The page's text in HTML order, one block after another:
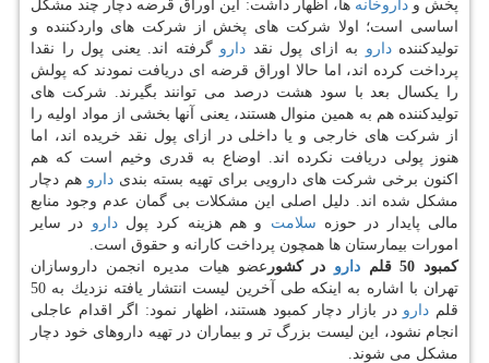
پخش وداروخانه ها، اظهار داشت: این اوراق قرضه دچار چند مشكل
اساسی است؛ اولا شركت های پخش از شركت های واردكننده و
تولیدكنندهدارو به ازای پول نقد دارو گرفته اند. یعنی پول را نقدا
پرداخت كرده اند، اما حالا اوراق قرضه ای دریافت نمودند كه پولش
را یكسال بعد با سود هشت درصد می توانند بگیرند. شركت های
تولیدكننده هم به همین منوال هستند، یعنی آنها بخشی از مواد اولیه را
از شركت های خارجی و یا داخلی در ازای پول نقد خریده اند، اما
هنوز پولی دریافت نكرده اند. اوضاع به قدری وخیم است كه هم
اكنون برخی شركت های دارویی برای تهیه بسته بندی دارو هم دچار
مشكل شده اند. دلیل اصلی این مشكلات بی گمان عدم وجود منابع
مالی پایدار در حوزه سلامت و هم هزینه كرد پولدارو در سایر
امورات بیمارستان ها همچون پرداخت كارانه و حقوق است.
كمبود 50 قلم
دارو در كشور عضو هیات مدیره انجمن داروسازان
تهران با اشاره به اینكه طی آخرین لیست انتشار یافته نزدیك به 50
قلم دارو در بازار دچار كمبود هستند، اظهار نمود: اگر اقدام عاجلی
انجام نشود، این لیست بزرگ تر و بیماران در تهیه داروهای خود دچار
مشكل می شوند.